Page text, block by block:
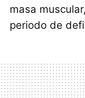
masa
periodo de